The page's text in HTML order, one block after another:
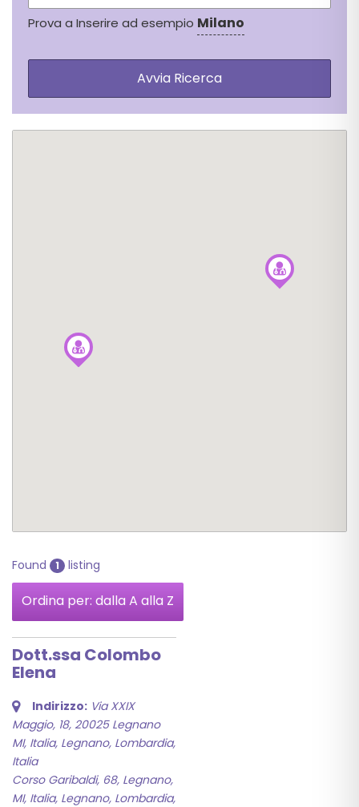
Prova a Inserire ad esempio Milano
Found 1 listing
Ordina per: dalla A alla Z
Dott.ssa Colombo
Elena
Indirizzo: Via XXIX
Maggio, 18, 20025 Legnano
MI, Italia, Legnano, Lombardia,
Italia
Corso Garibaldi, 68, Legnano,
MI, Italia, Legnano, Lombardia,